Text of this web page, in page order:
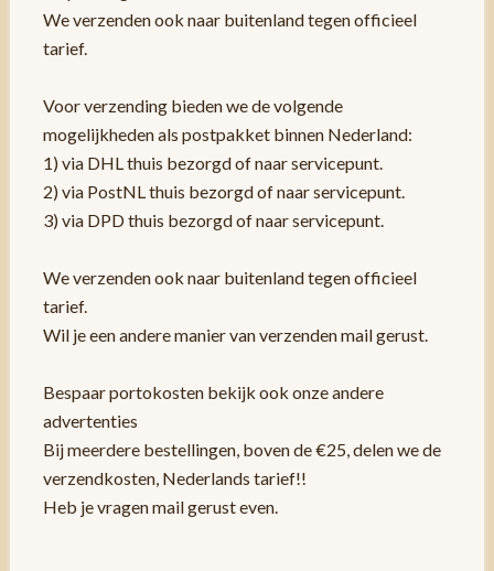
We verzenden ook naar buitenland tegen officieel
tarief.
Voor verzending bieden we de volgende
mogelijkheden als postpakket binnen Nederland:
1) via DHL thuis bezorgd of naar servicepunt.
2) via PostNL thuis bezorgd of naar servicepunt.
3) via DPD thuis bezorgd of naar servicepunt.
We verzenden ook naar buitenland tegen officieel
tarief.
Wil je een andere manier van verzenden mail gerust.
Bespaar portokosten bekijk ook onze andere
advertenties
Bij meerdere bestellingen, boven de €25, delen we de
verzendkosten, Nederlands tarief!!
Heb je vragen mail gerust even.